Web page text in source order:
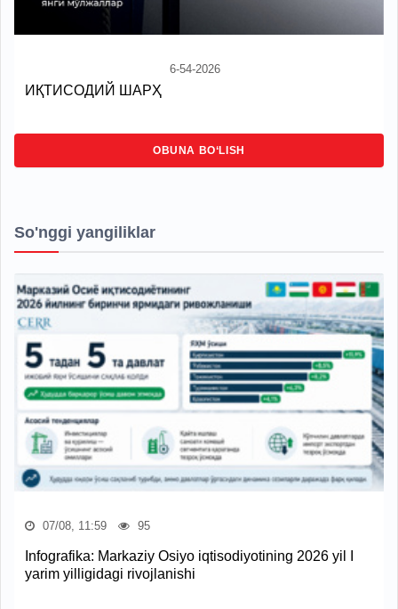
6-54-2026
ИҚТИСОДИЙ ШАРҲ
OBUNA BO‘LISH
So'nggi yangiliklar
07/08, 11:59 95
Infografika: Markaziy Osiyo iqtisodiyotining 2026 yil I
yarim yilligidagi rivojlanishi